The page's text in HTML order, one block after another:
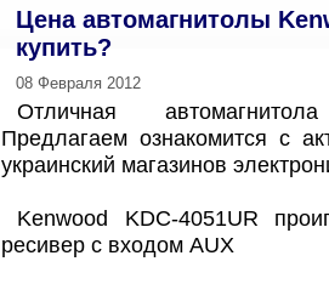
Цена автомагнитолы
купить?
08 Февраля 2012
Отличная
Предлагаем ознакомится с
украинский магазинов
Kenwood KDC-4051UR
ресивер с входом AUX